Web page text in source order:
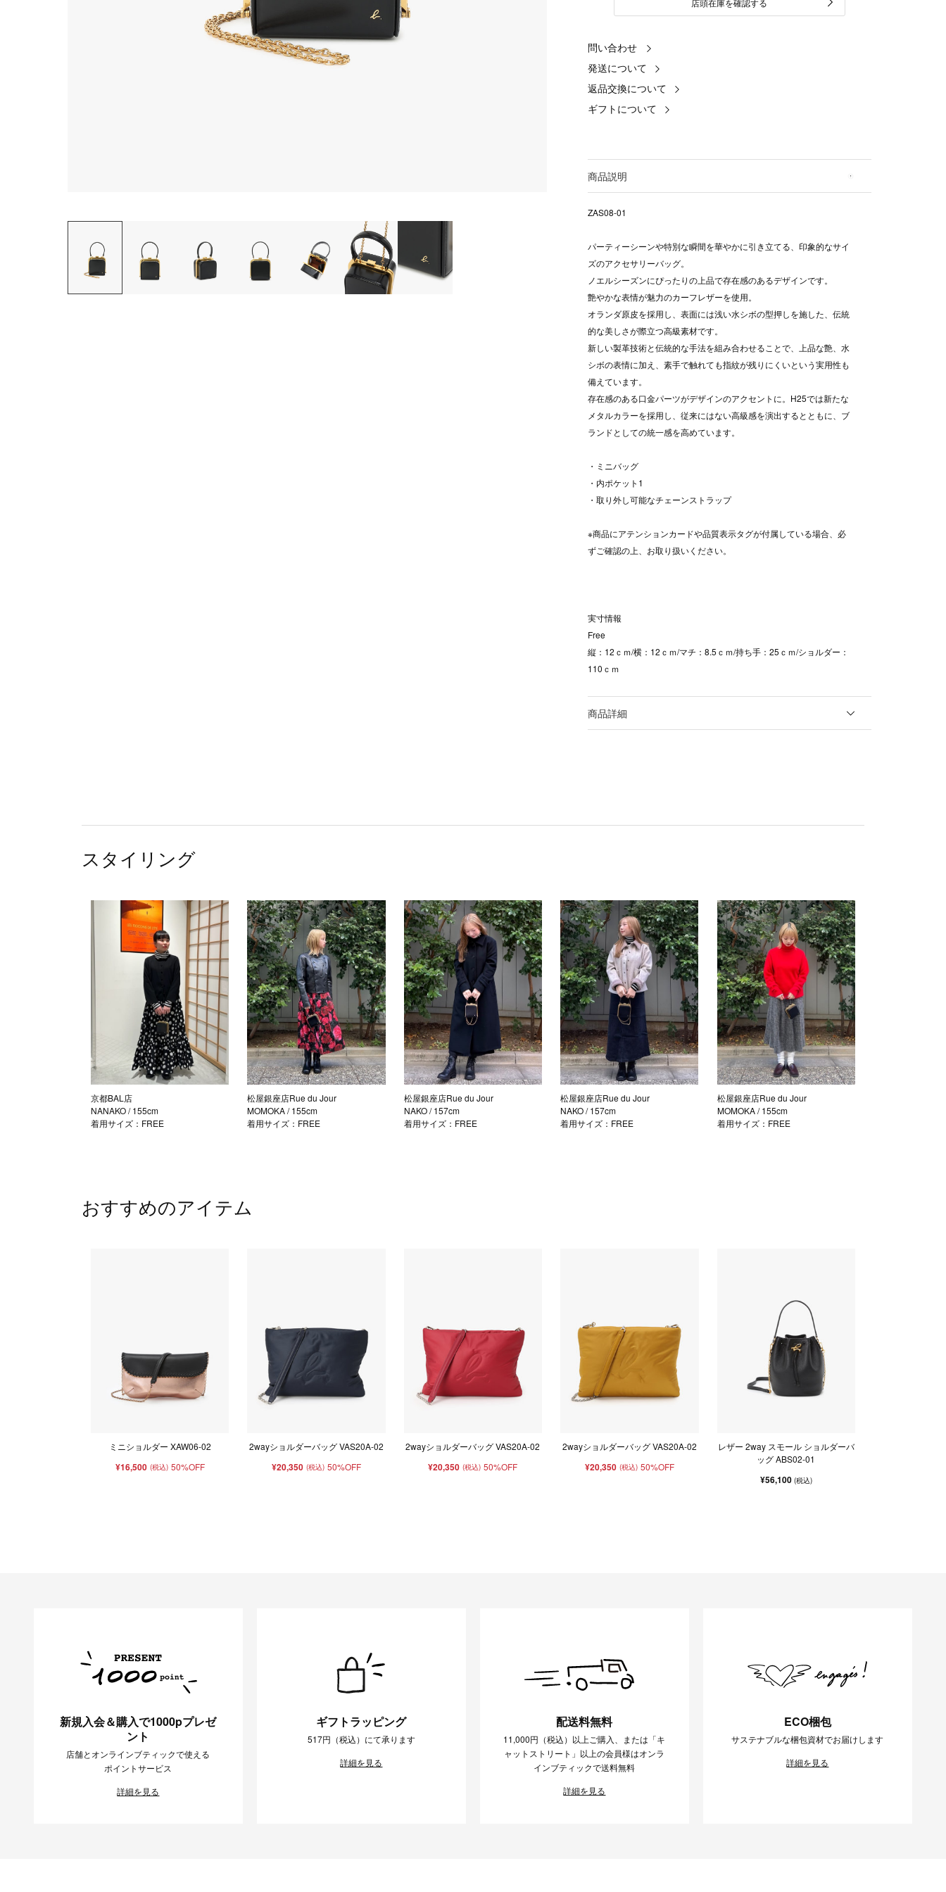
店頭在庫を確認する
問い合わせ
発送について
返品交換について
ギフトについて
商品説明
ZAS08-01
パーティーシーンや特別な瞬間を華やかに引き立てる、印象的なサイ
ズのアクセサリーバッグ。
ノエルシーズンにぴったりの上品で存在感のあるデザインです。
艶やかな表情が魅力のカーフレザーを使用。
オランダ原皮を採用し、表面には浅い水シボの型押しを施した、伝統
的な美しさが際立つ高級素材です。
新しい製革技術と伝統的な手法を組み合わせることで、上品な艶、水
シボの表情に加え、素手で触れても指紋が残りにくいという実用性も
備えています。
存在感のある口金パーツがデザインのアクセントに。H25では新たな
メタルカラーを採用し、従来にはない高級感を演出するとともに、ブ
ランドとしての統一感を高めています。
・ミニバッグ
・内ポケット1
・取り外し可能なチェーンストラップ
※商品にアテンションカードや品質表示タグが付属している場合、必
ずご確認の上、お取り扱いください。
実寸情報
Free
縦：12ｃｍ/横：12ｃｍ/マチ：8.5ｃｍ/持ち手：25ｃｍ/ショルダー：
110ｃｍ
商品詳細
スタイリング
京都BAL店
NANAKO/ 155cm
着用サイズ：FREE
松屋銀座店Rue du Jour
MOMOKA/ 155cm
着用サイズ：FREE
松屋銀座店Rue du Jour
NAKO/ 157cm
着用サイズ：FREE
松屋銀座店Rue du Jour
NAKO/ 157cm
着用サイズ：FREE
松屋銀座店Rue du Jour
MOMOKA/ 155cm
着用サイズ：FREE
おすすめのアイテム
ミニショルダー XAW06-02
¥16,500 (税込) 50%OFF
2wayショルダーバッグ VAS20A-02
¥20,350 (税込) 50%OFF
2wayショルダーバッグ VAS20A-02
¥20,350 (税込) 50%OFF
2wayショルダーバッグ VAS20A-02
¥20,350 (税込) 50%OFF
レザー 2way スモール ショルダーバ
ッグ ABS02-01
¥56,100 (税込)
新規入会＆購入で1000pプレゼ
ント
店舗とオンラインブティックで使える
ポイントサービス
詳細を見る
ギフトラッピング
517円（税込）にて承ります
詳細を見る
配送料無料
11,000円（税込）以上ご購入、または「キ
ャットストリート」以上の会員様はオンラ
インブティックで送料無料
詳細を見る
ECO梱包
サステナブルな梱包資材でお届けします
詳細を見る